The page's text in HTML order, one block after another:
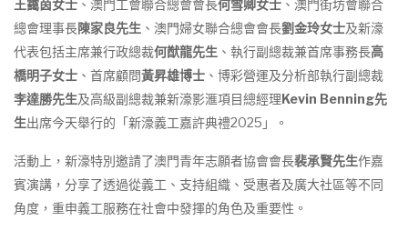
王靄茵女士 、澳門工會聯合總會會長何雪卿女士 、澳門街坊會聯合
總會理事長陳家良先生 、澳門婦女聯合總會會長劉金玲女士及新濠
代表包括主席兼行政總裁何猷龍先生 、執行副總裁兼首席事務長高
橋明子女士 、首席顧問黃昇雄博士 、博彩營運及分析部執行副總裁
李達勝先生及高級副總裁兼新濠影滙項目總經理Kevin Benning先
生出席今天舉行的「新濠義工嘉許典禮2025」。
活動上，新濠特別邀請了澳門青年志願者協會會長裴承賢先生作嘉
賓演講，分享了透過從義工、支持組織、受惠者及廣大社區等不同
角度，重申義工服務在社會中發揮的角色及重要性。